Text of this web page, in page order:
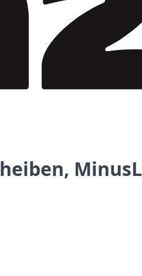
MinusL